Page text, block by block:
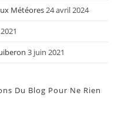
Météores24 avril 2024
3 juin 2021
Du Blog Pour Ne Rien